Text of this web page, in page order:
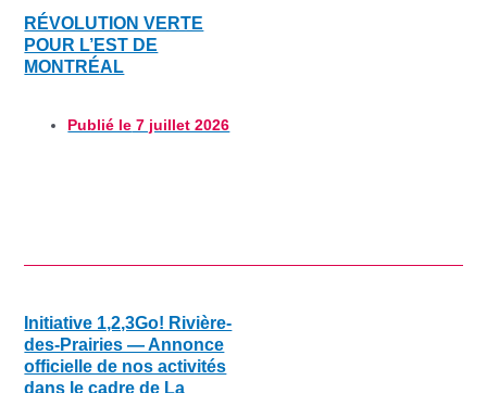
RÉVOLUTION VERTE
POUR L’EST DE
MONTRÉAL
Publié le 7 juillet 2026
Initiative 1,2,3Go! Rivière-
des-Prairies — Annonce
officielle de nos activités
dans le cadre de La